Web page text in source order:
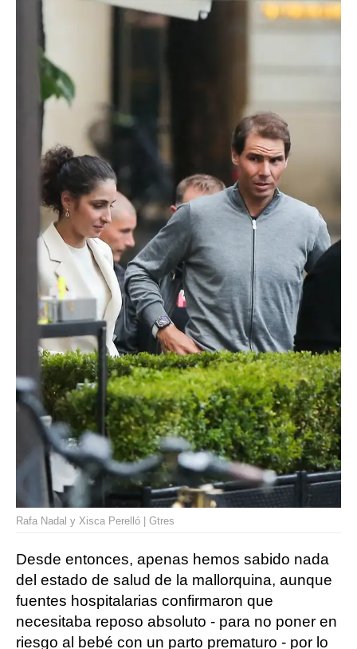
Rafa Nadal y Xisca Perelló | Gtres
Desde entonces, apenas hemos sabido nada
del estado de salud de la mallorquina, aunque
fuentes hospitalarias confirmaron que
necesitaba reposo absoluto - para no poner en
riesgo al bebé con un parto prematuro - por lo